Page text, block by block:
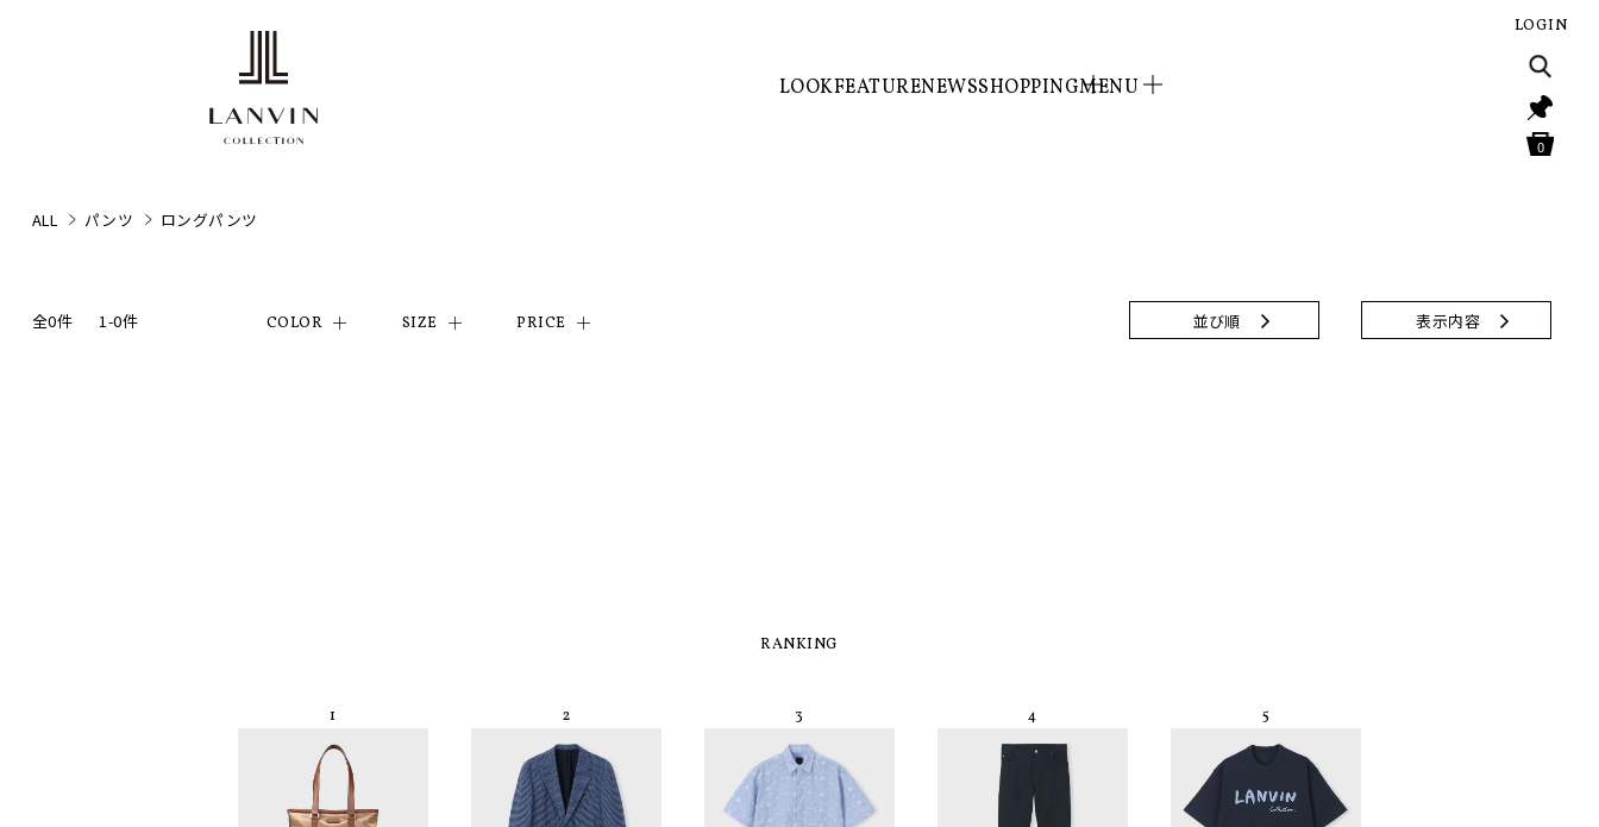
LOOKFEATURENEWSSHOPPINGMENU
LOGIN
0
ALL パンツ ロングパンツ
全0件 1-0件 COLOR SIZE PRICE 並び順 表示内容
RANKING